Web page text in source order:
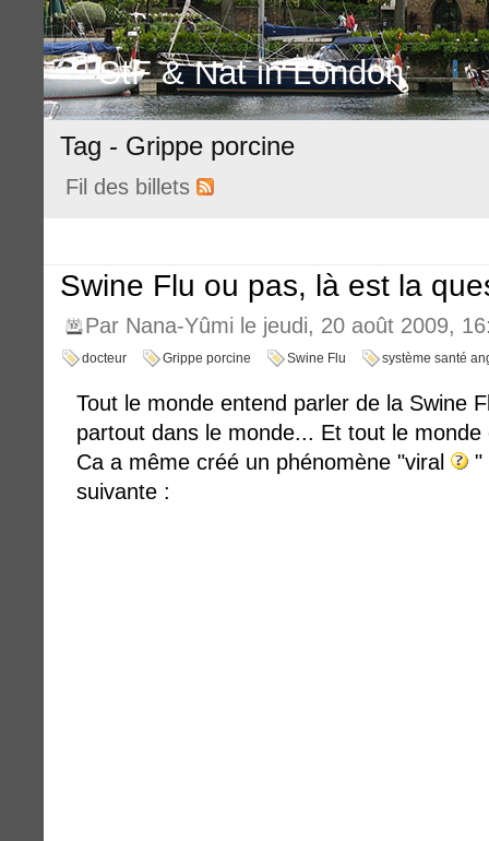
StF & Nat in London
Tag - Grippe porcine
Fil des billets
Swine Flu ou pas, là est la
Par Nana-Yûmi le jeudi, 20 août 2009,
docteur Grippe porcine Swine Flu système santé
Tout le monde entend parler de la Swine
partout dans le monde... Et tout le
Ca a même créé un phénomène "viral
"
suivante :